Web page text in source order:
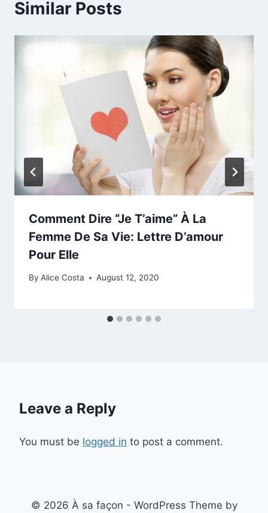
Similar Posts
Comment Dire “Je T’aime” À La
Femme De Sa Vie: Lettre D’amour
Pour Elle
By Alice Costa August 12, 2020
Leave a Reply
You must be logged in to post a comment.
© 2026 À sa façon - WordPress Theme by